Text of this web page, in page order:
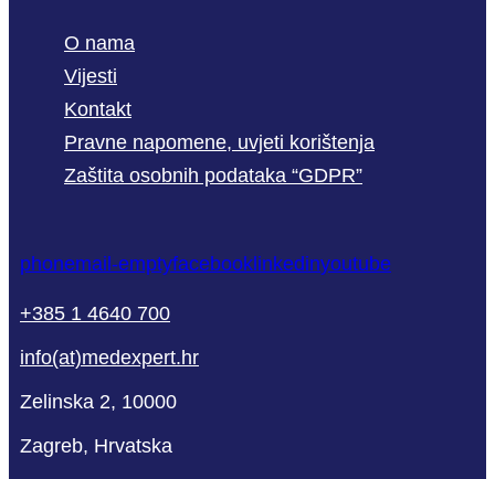
O nama
Vijesti
Kontakt
Pravne napomene, uvjeti korištenja
Zaštita osobnih podataka “GDPR”
phonemail-emptyfacebooklinkedinyoutube
+385 1 4640 700
info(at)medexpert.hr
Zelinska 2, 10000
Zagreb, Hrvatska